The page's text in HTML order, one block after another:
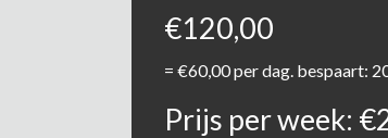
€120,00
= €60,00per dag. bespaart:
Prijs per week: €